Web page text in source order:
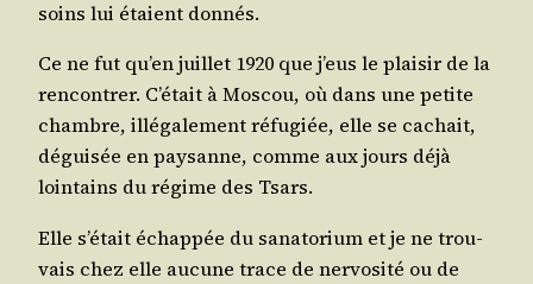
soins lui étaient donnés.
Ce ne fut qu’en juillet 1920 que j’eus le plai­sir de la
ren­con­trer. C’était à Mos­cou, où dans une petite
chambre, illé­ga­le­ment réfu­giée, elle se cachait,
dégui­sée en pay­sanne, comme aux jours déjà
loin­tains du régime des Tsars.
Elle s’était échap­pée du sana­to­rium et je ne trou­
vais chez elle aucune trace de ner­vo­si­té ou de